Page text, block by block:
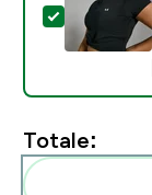
Totale: